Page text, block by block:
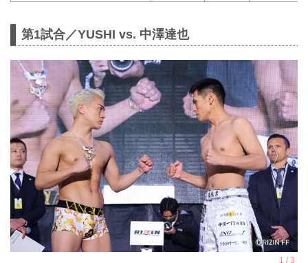
第1試合／YUSHI vs. 中澤達也